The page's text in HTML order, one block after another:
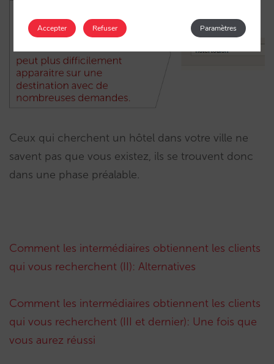
Ceux qui cherchent un hôtel dans votre ville ne
savent pas que vous existez, ils se trouvent donc
dans une phase préalable.
Comment les intermédiaires obtiennent les clients
qui vous recherchent (II): Alternatives
Comment les intermédiaires obtiennent les clients
qui vous recherchent (III et dernier): Une fois que
vous aurez réussi
Accepter Paramètres
Refuser